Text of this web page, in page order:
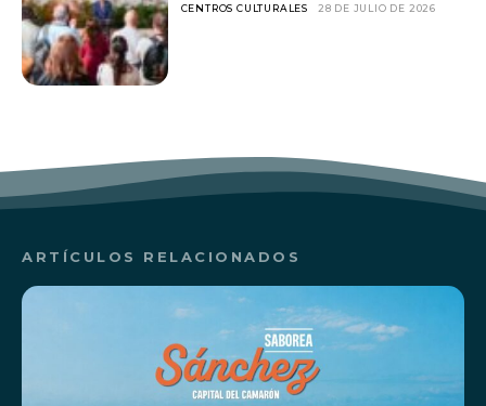
CENTROS CULTURALES 28 DE JULIO DE 2026
ARTÍCULOS RELACIONADOS